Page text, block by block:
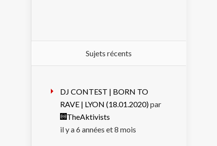
Sujets récents
DJ CONTEST | BORN TO
RAVE | LYON (18.01.2020)par
TheAktivists
il y a 6 années et 8 mois